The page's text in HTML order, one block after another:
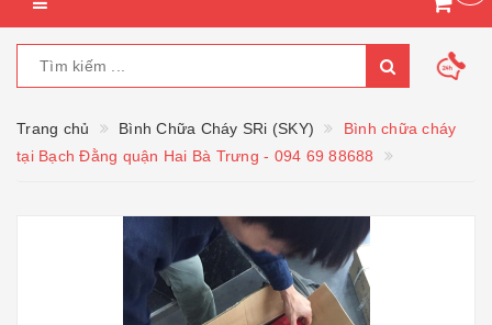
Trang chủ Bình Chữa Cháy SRi (SKY)
Bình chữa cháy
tại Bạch Đằng quận Hai Bà Trưng - 094 69 88688